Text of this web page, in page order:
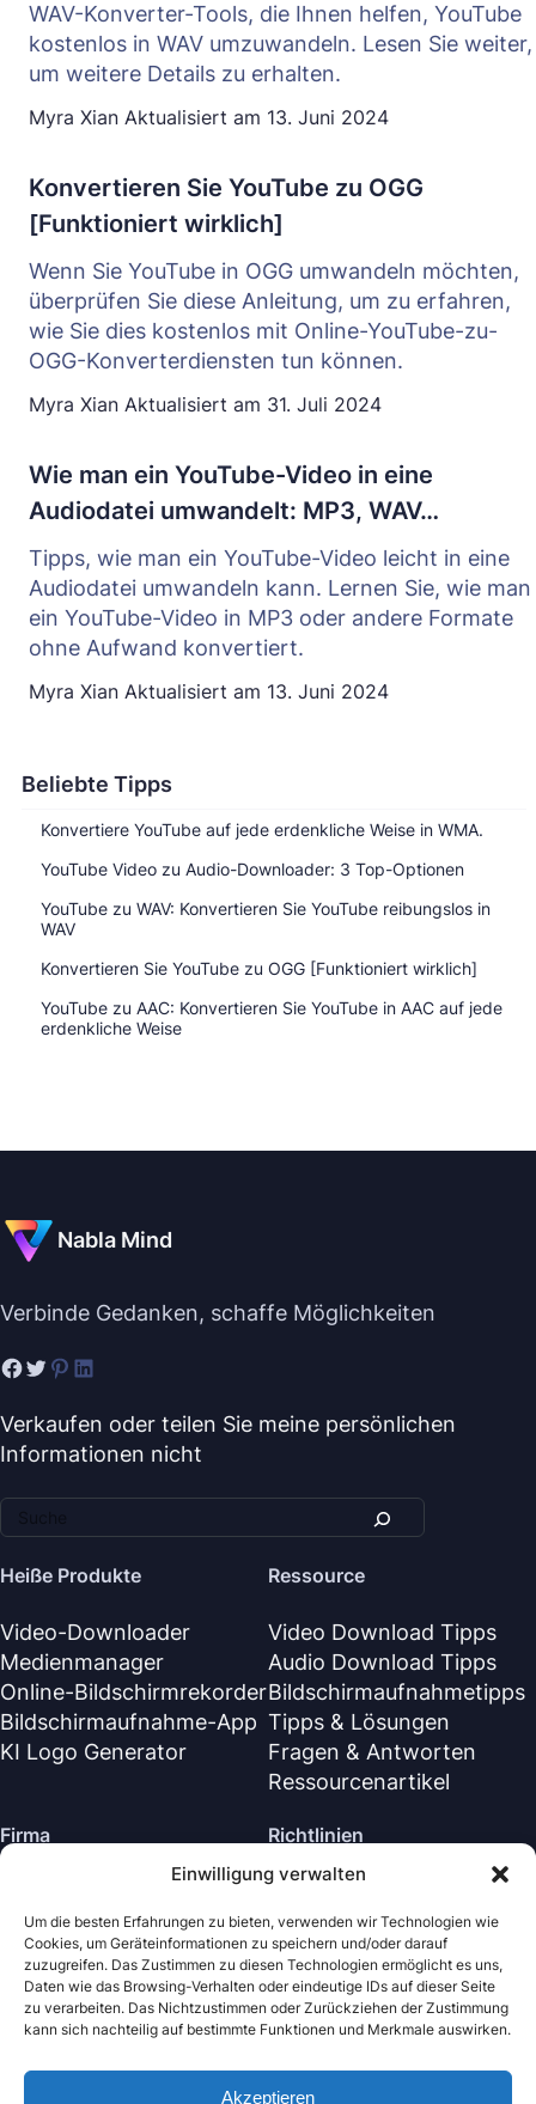
Einwilligung verwalten
Um die besten Erfahrungen zu bieten, verwenden wir Technologien wie
Cookies, um Geräteinformationen zu speichern und/oder darauf
zuzugreifen. Das Zustimmen zu diesen Technologien ermöglicht es uns,
Daten wie das Browsing-Verhalten oder eindeutige IDs auf dieser Seite
zu verarbeiten. Das Nichtzustimmen oder Zurückziehen der Zustimmung
kann sich nachteilig auf bestimmte Funktionen und Merkmale auswirken.
Akzeptieren
Beliebte Tipps
Konvertiere YouTube auf jede erdenkliche Weise in WMA.
YouTube Video zu Audio-Downloader: 3 Top-Optionen
YouTube zu WAV: Konvertieren Sie YouTube reibungslos in
WAV
Konvertieren Sie YouTube zu OGG [Funktioniert wirklich]
YouTube zu AAC: Konvertieren Sie YouTube in AAC auf jede
erdenkliche Weise
WAV-Konverter-Tools, die Ihnen helfen, YouTube
kostenlos in WAV umzuwandeln. Lesen Sie weiter,
um weitere Details zu erhalten.
Myra Xian Aktualisiert am 13. Juni 2024
Konvertieren Sie YouTube zu OGG
[Funktioniert wirklich]
Wenn Sie YouTube in OGG umwandeln möchten,
überprüfen Sie diese Anleitung, um zu erfahren,
wie Sie dies kostenlos mit Online-YouTube-zu-
OGG-Konverterdiensten tun können.
Myra Xian Aktualisiert am 31. Juli 2024
Wie man ein YouTube-Video in eine
Audiodatei umwandelt: MP3, WAV…
Tipps, wie man ein YouTube-Video leicht in eine
Audiodatei umwandeln kann. Lernen Sie, wie man
ein YouTube-Video in MP3 oder andere Formate
ohne Aufwand konvertiert.
Myra Xian Aktualisiert am 13. Juni 2024
Nabla Mind
Verbinde Gedanken, schaffe Möglichkeiten
Verkaufen oder teilen Sie meine persönlichen
Informationen nicht
Heiße Produkte
Video-Downloader
Medienmanager
Online-Bildschirmrekorder
Bildschirmaufnahme-App
KI Logo Generator
Ressource
Video Download Tipps
Audio Download Tipps
Bildschirmaufnahmetipps
Tipps & Lösungen
Fragen & Antworten
Ressourcenartikel
Firma
Kontaktiere uns
Supportzentrum
Richtlinien
Rückerstattungsrichtlinie
Datenschutzrichtlinie (EN)
Lizenzvereinbarung (EN)
Geschäftsbedingungen
Deinstallieren
Cookie-Richtlinie